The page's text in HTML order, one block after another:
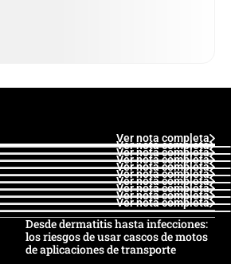
Ver nota completa
Ver nota completa
Ver nota completa
Ver nota completa
Ver nota completa
Ver nota completa
Ver nota completa
Ver nota completa
Ver nota completa
Ver nota completa
Desde dermatitis hasta infecciones:
los riesgos de usar cascos de motos
de aplicaciones de transporte